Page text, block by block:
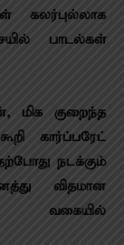
கலர்புல்லாக
பாடல்கள்
மிக குறைந்த
கார்ப்பரேட்
நடக்கும்
விதமான
வகையில்